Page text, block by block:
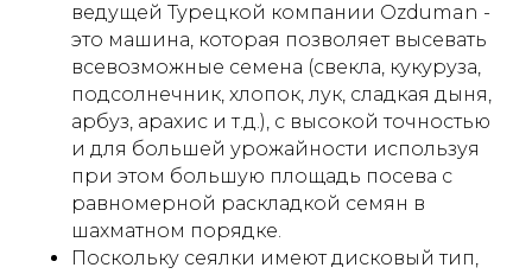
ведущей Турецкой компании Ozduman -
это машина, которая позволяет высевать
всевозможные семена (свекла, кукуруза,
подсолнечник, хлопок, лук, сладкая дыня,
арбуз, арахис и т.д.), с высокой точностью
и для большей урожайности используя
при этом большую площадь посева с
равномерной раскладкой семян в
шахматном порядке.
Поскольку сеялки имеют дисковый тип,